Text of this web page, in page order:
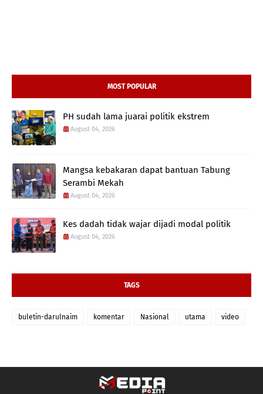
MOST POPULAR
PH sudah lama juarai politik ekstrem
August 04, 2026
Mangsa kebakaran dapat bantuan Tabung
Serambi Mekah
August 04, 2026
Kes dadah tidak wajar dijadi modal politik
August 04, 2026
TAGS
buletin-darulnaim komentar Nasional utama video